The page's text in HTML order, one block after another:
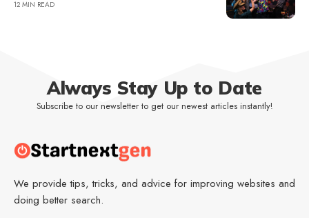
12 MIN READ
Always Stay Up to Date
Subscribe to our newsletter to get our newest articles instantly!
We provide tips, tricks, and advice for improving websites and
doing better search.